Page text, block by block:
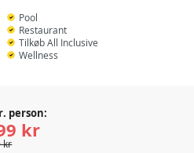
Pool
Restaurant
Tilkøb All Inclusive
Wellness
person:
kr
kr